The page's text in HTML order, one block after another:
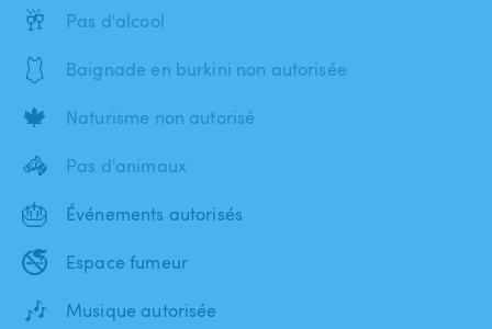
🥂 Pas d'alcool
🩱 Baignade en burkini non autorisée
🍁 Naturisme non autorisé
🦓 Pas d'animaux
🎂 Événements autorisés
🚭 Espace fumeur
🎶 Musique autorisée